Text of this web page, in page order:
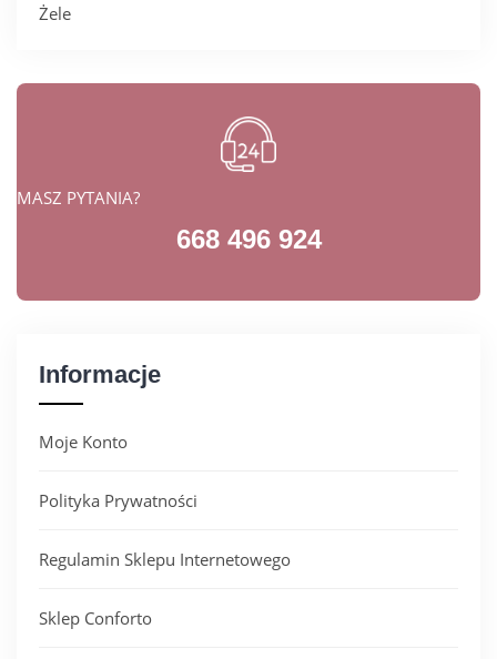
Żele
MASZ PYTANIA?
668 496 924
Informacje
Moje Konto
Polityka Prywatności
Regulamin Sklepu Internetowego
Sklep Conforto